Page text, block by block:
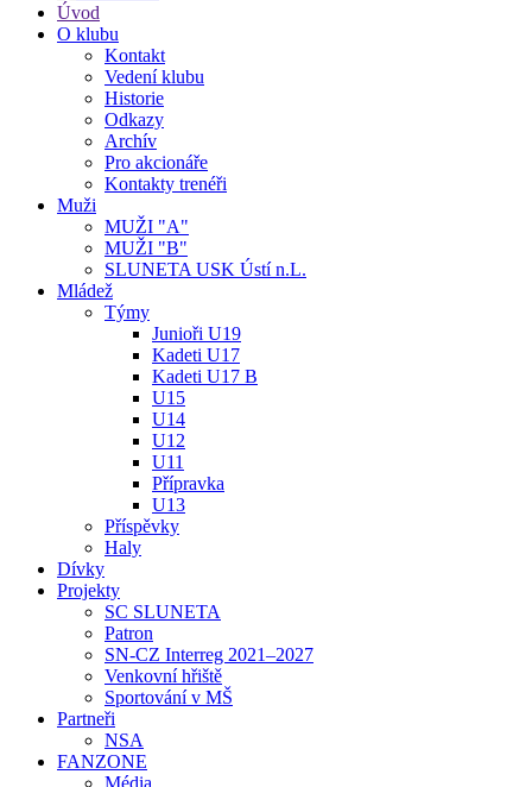
Úvod
O klubu
Kontakt
Vedení klubu
Historie
Odkazy
Archív
Pro akcionáře
Kontakty trenéři
Muži
MUŽI "A"
MUŽI "B"
SLUNETA USK Ústí n.L.
Mládež
Týmy
Junioři U19
Kadeti U17
Kadeti U17 B
U15
U14
U12
U11
Přípravka
U13
Příspěvky
Haly
Dívky
Projekty
SC SLUNETA
Patron
SN-CZ Interreg 2021–2027
Venkovní hřiště
Sportování v MŠ
Partneři
NSA
FANZONE
Média